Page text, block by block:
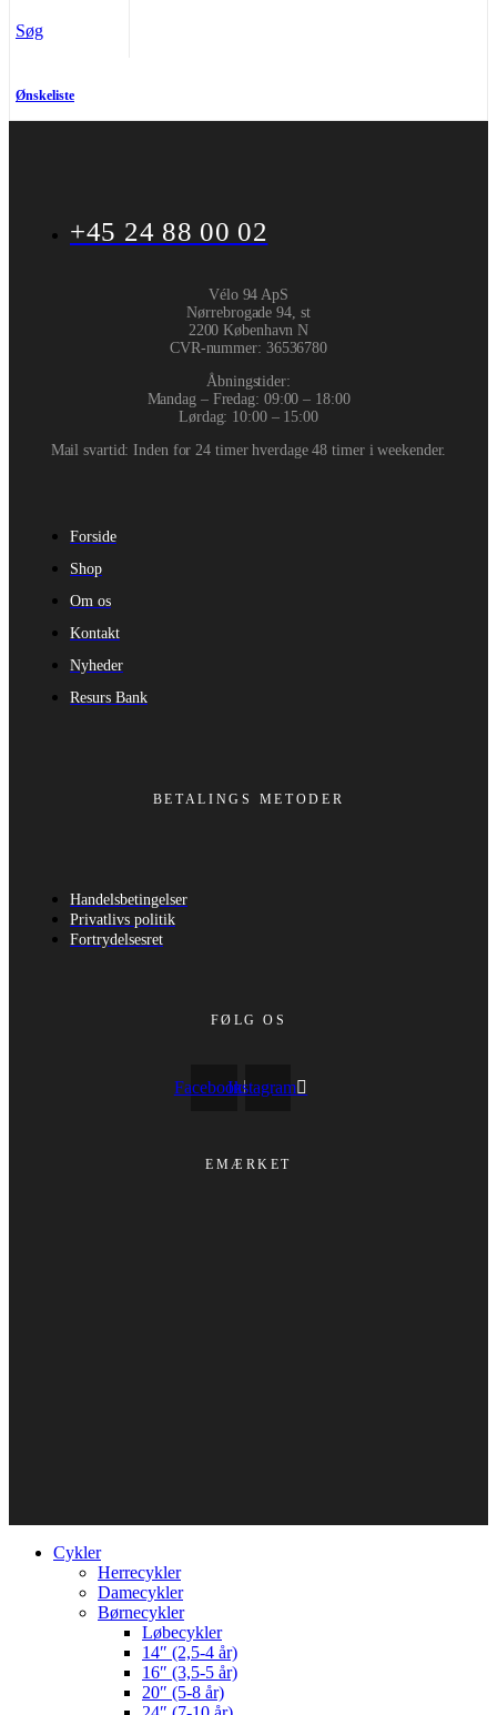
Søg
Ønskeliste
+45 24 88 00 02
Vélo 94 ApS
Nørrebrogade 94, st
2200 København N
CVR-nummer: 36536780
Åbningstider:
Mandag – Fredag: 09:00 – 18:00
Lørdag: 10:00 – 15:00
Mail svartid: Inden for 24 timer hverdage 48 timer i weekender.
Forside
Shop
Om os
Kontakt
Nyheder
Resurs Bank
BETALINGS METODER
Handelsbetingelser
Privatlivs politik
Fortrydelsesret
FØLG OS
FacebookInstagram
EMÆRKET
Cykler
Herrecykler
Damecykler
Børnecykler
Løbecykler
14″ (2,5-4 år)
16″ (3,5-5 år)
20″ (5-8 år)